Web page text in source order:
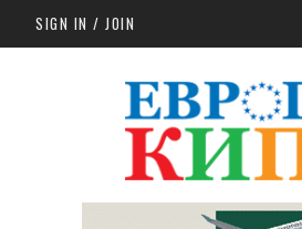
Skip to main content
SIGN IN / JOIN